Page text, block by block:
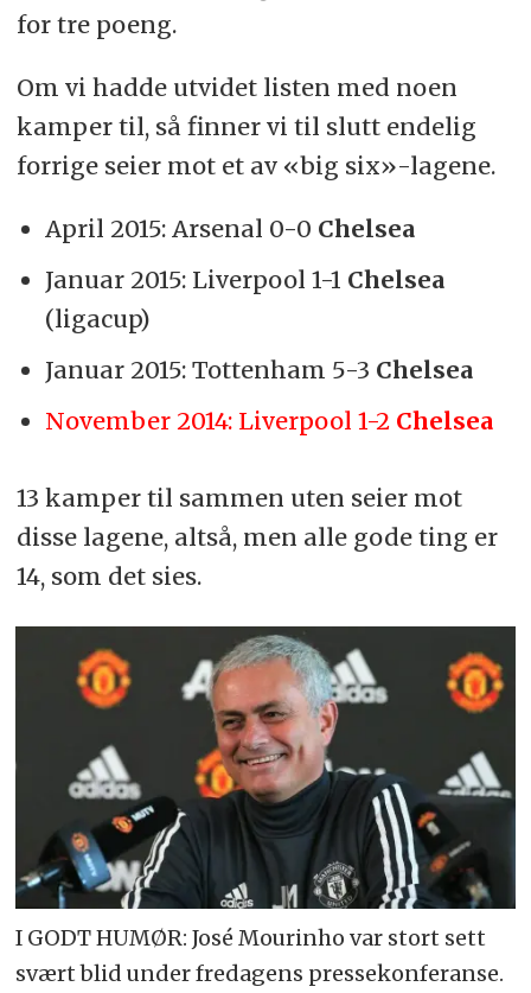
for tre poeng.
Om vi hadde utvidet listen med noen
kamper til, så finner vi til slutt endelig
forrige seier mot et av «big six»-lagene.
April 2015: Arsenal 0-0 Chelsea
Januar 2015: Liverpool 1-1 Chelsea
(ligacup)
Januar 2015: Tottenham 5-3 Chelsea
November 2014: Liverpool 1-2 Chelsea
13 kamper til sammen uten seier mot
disse lagene, altså, men alle gode ting er
14, som det sies.
I GODT HUMØR: José Mourinho var stort sett
svært blid under fredagens pressekonferanse.